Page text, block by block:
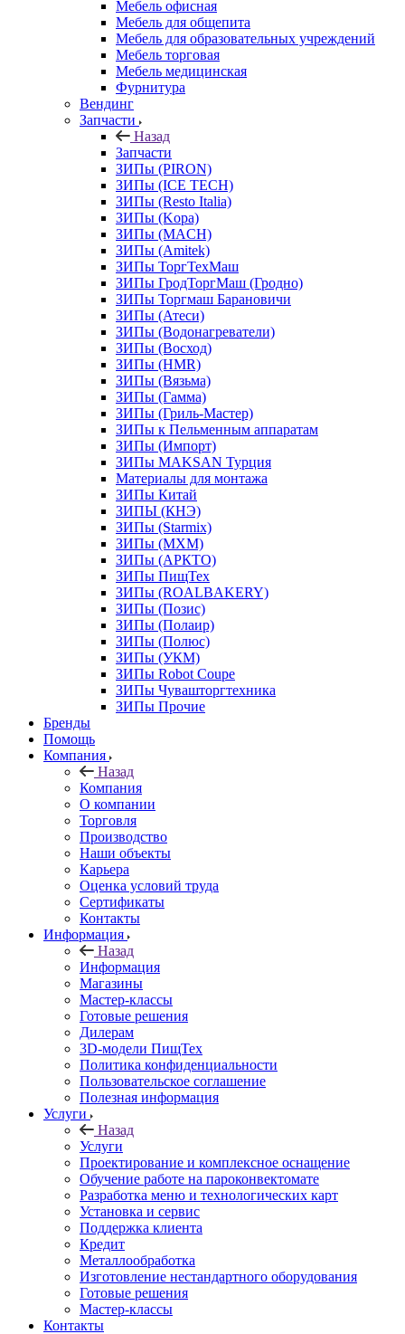
Мебель офисная
Мебель для общепита
Мебель для образовательных учреждений
Мебель торговая
Мебель медицинская
Фурнитура
Вендинг
Запчасти
Назад
Запчасти
ЗИПы (PIRON)
ЗИПы (ICE TECH)
ЗИПы (Resto Italia)
ЗИПы (Kopa)
ЗИПы (MACH)
ЗИПы (Amitek)
ЗИПы ТоргТехМаш
ЗИПы ГродТоргМаш (Гродно)
ЗИПы Торгмаш Барановичи
ЗИПы (Атеси)
ЗИПы (Водонагреватели)
ЗИПы (Восход)
ЗИПы (HMR)
ЗИПы (Вязьма)
ЗИПы (Гамма)
ЗИПы (Гриль-Мастер)
ЗИПы к Пельменным аппаратам
ЗИПы (Импорт)
ЗИПы MAKSAN Турция
Материалы для монтажа
ЗИПы Китай
ЗИПЫ (КНЭ)
ЗИПы (Starmix)
ЗИПы (МХМ)
ЗИПы (АРКТО)
ЗИПы ПищТех
ЗИПы (ROALBAKERY)
ЗИПы (Позис)
ЗИПы (Полаир)
ЗИПы (Полюс)
ЗИПы (УКМ)
ЗИПы Robot Coupe
ЗИПы Чувашторгтехника
ЗИПы Прочие
Бренды
Помощь
Компания
Назад
Компания
О компании
Торговля
Производство
Наши объекты
Карьера
Оценка условий труда
Сертификаты
Контакты
Информация
Назад
Информация
Магазины
Мастер-классы
Готовые решения
Дилерам
3D-модели ПищТех
Политика конфиденциальности
Пользовательское соглашение
Полезная информация
Услуги
Назад
Услуги
Проектирование и комплексное оснащение
Обучение работе на пароконвектомате
Разработка меню и технологических карт
Установка и сервис
Поддержка клиента
Кредит
Металлообработка
Изготовление нестандартного оборудования
Готовые решения
Мастер-классы
Контакты